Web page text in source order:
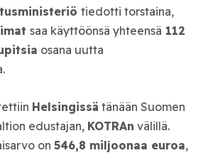
tiedotti torstaina,
saa käyttöönsä yhteensä 112
osana uutta
Helsingissä tänään Suomen
edustajan, KOTRAn välillä.
on 546,8 miljoonaa euroa,